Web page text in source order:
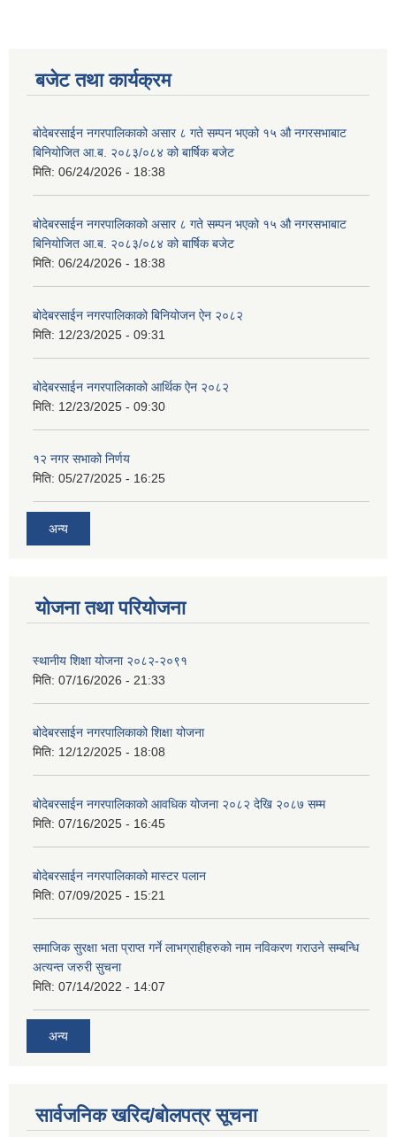
बजेट तथा कार्यक्रम
बोदेबरसाईन नगरपालिकाको असार ८ गते सम्पन भएको १५ ‍‍‍औ नगरसभाबाट
बिनियोजित आ.ब. २०८३/०८४ को बार्षिक बजेट
मिति: 06/24/2026 - 18:38
बोदेबरसाईन नगरपालिकाको असार ८ गते सम्पन भएको १५ ‍‍‍औ नगरसभाबाट
बिनियोजित आ.ब. २०८३/०८४ को बार्षिक बजेट
मिति: 06/24/2026 - 18:38
बोदेबरसाईन नगरपालिकाको बिनियोजन ऐन २०८२
मिति: 12/23/2025 - 09:31
बोदेबरसाईन नगरपालिकाको आर्थिक ऐन २०८२
मिति: 12/23/2025 - 09:30
१२ नगर सभाको निर्णय
मिति: 05/27/2025 - 16:25
अन्य
योजना तथा परियोजना
स्थानीय शिक्षा योजना २०८२-२०९१
मिति: 07/16/2026 - 21:33
बोदेबरसाईन नगरपालिकाको शिक्षा योजना
मिति: 12/12/2025 - 18:08
बोदेबरसाईन नगरपालिकाको आवधिक योजना २०८२ देखि २०८७ सम्म
मिति: 07/16/2025 - 16:45
बोदेबरसाईन नगरपालिकाको मास्टर पलान
मिति: 07/09/2025 - 15:21
समाजिक सुरक्षा भता प्राप्त गर्ने लाभग्राहीहरुको नाम नविकरण गराउने सम्बन्धि
अत्यन्त जरुरी सुचना
मिति: 07/14/2022 - 14:07
अन्य
सार्वजनिक खरिद/बोलपत्र सूचना